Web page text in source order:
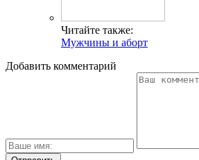
Читайте также:
Мужчины и аборт
Добавить комментарий